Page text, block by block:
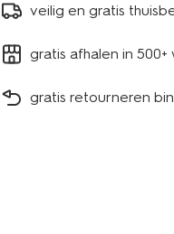
veilig en gratis
gratis afhalen in 500+
gratis retourneren